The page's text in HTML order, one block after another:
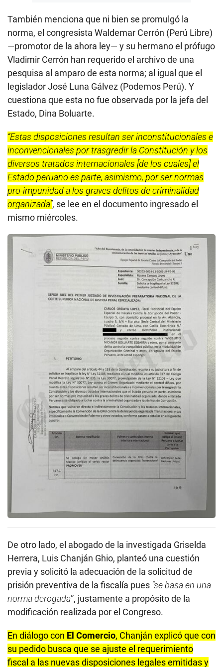
También menciona que ni bien se promulgó la
norma, el congresista Waldemar Cerrón (Perú Libre)
—promotor de la ahora ley— y su hermano el prófugo
Vladimir Cerrón han requerido el archivo de una
pesquisa al amparo de esta norma; al igual que el
legislador José Luna Gálvez (Podemos Perú). Y
cuestiona que esta no fue observada por la jefa del
Estado, Dina Boluarte.
“Estas disposiciones resultan ser inconstitucionales e
inconvencionales por trasgredir la Constitución y los
diversos tratados internacionales [de los cuales] el
Estado peruano es parte, asimismo, por ser normas
pro-impunidad a los graves delitos de criminalidad
organizada”, se lee en el documento ingresado el
mismo miércoles.
De otro lado, el abogado de la investigada Griselda
Herrera, Luis Chanján Ghio, planteó una cuestión
previa y solicitó la adecuación de la solicitud de
prisión preventiva de la fiscalía pues “se basa en una
norma derogada”, justamente a propósito de la
modificación realizada por el Congreso.
En diálogo con El Comercio, Chanján explicó que con
su pedido busca que se ajuste el requerimiento
fiscal a las nuevas disposiciones legales emitidas y